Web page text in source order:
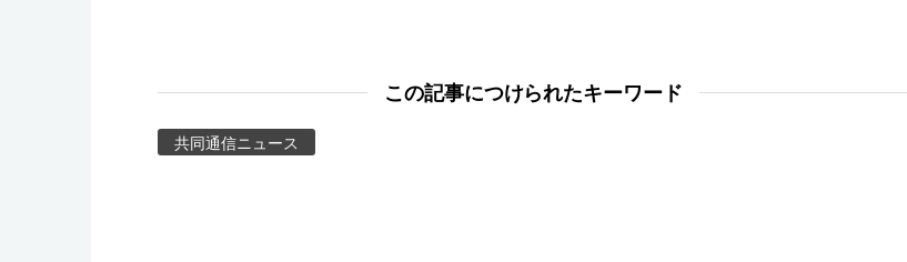
この記事につけられたキーワード
共同通信ニュース